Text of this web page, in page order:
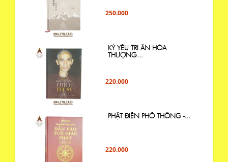
250.000
KỶ YẾU TRI ÂN HÒA
THƯỢNG...
220.000
PHẬT ĐIỂN PHỔ THÔNG -...
220.000